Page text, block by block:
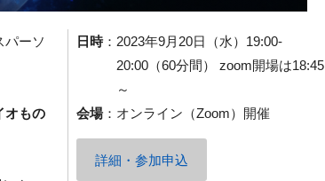
パーソ
オもの
日時： 2023年9月20日（水）19:00-
20:00（60分間） zoom開場は18:45
～
会場： オンライン（Zoom）開催
詳細・参加申込